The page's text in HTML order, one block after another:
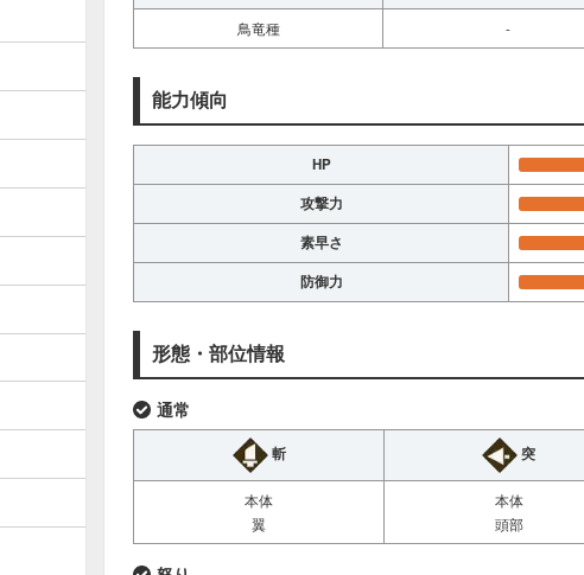
鳥竜種 -
能力傾向
HP
攻撃力
素早さ
防御力
形態・部位情報
通常
斬 突
本体
翼
本体
頭部